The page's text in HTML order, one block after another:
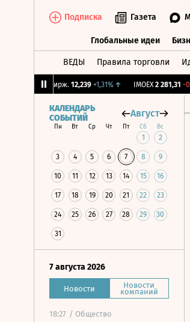
Подписка Газета
Глобальные идеи
ВЕДЫ Правила торговли
CNY Бирж. 12,239 +1,31%↑ IMOEX 2 281,31 -
КАЛЕНДАРЬ
СОБЫТИЙ
Август
Пн Вт Ср Чт Пт Сб Вс
1 2
3 4 5 6 7 8 9
10 11 12 13 14 15 16
17 18 19 20 21 22 23
24 25 26 27 28 29 30
31
7 августа 2026
Новости Новости
компаний
18:27 / Общество